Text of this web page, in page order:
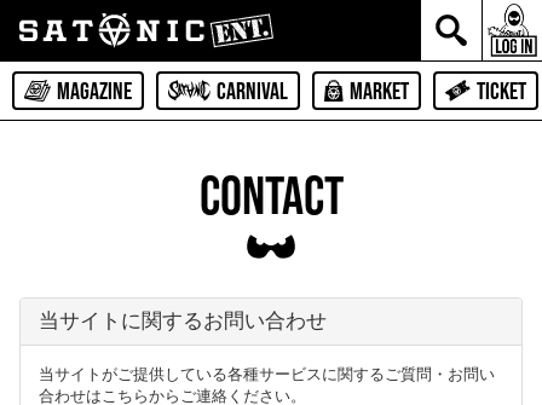
MAGAZINE CARNIVAL MARKET TICKET
CONTACT
当サイトに関するお問い合わせ
当サイトがご提供している各種サービスに関するご質問・お問い
合わせはこちらからご連絡ください。